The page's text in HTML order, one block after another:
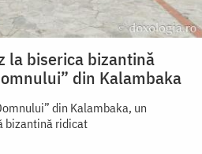
la biserica bizantină
din Kalambaka
din Kalambaka, un
bizantină ridicat